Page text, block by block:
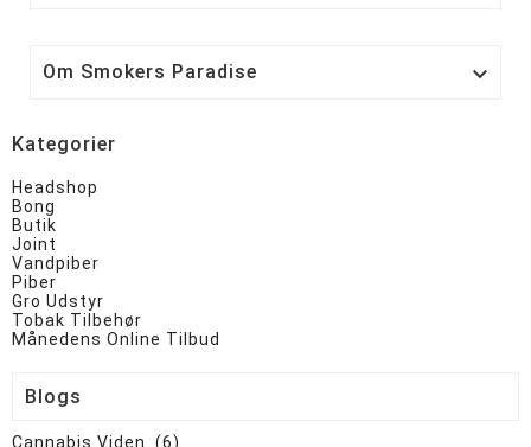
Om Smokers Paradise 
Kategorier
Headshop
Bong
Butik
Joint
Vandpiber
Piber
Gro Udstyr
Tobak Tilbehør
Månedens Online Tilbud
Blogs
Cannabis Viden (6)